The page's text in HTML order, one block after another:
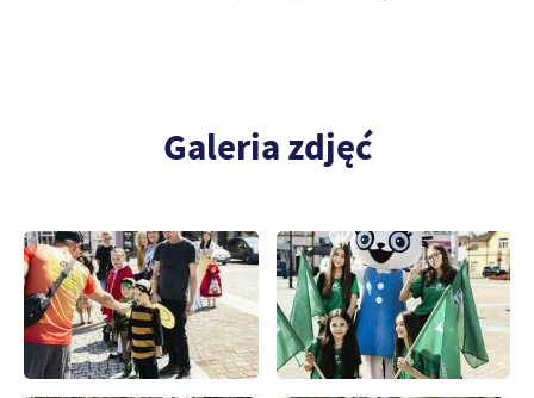
Galeria zdjęć